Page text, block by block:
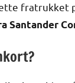
fratrukket
Santander